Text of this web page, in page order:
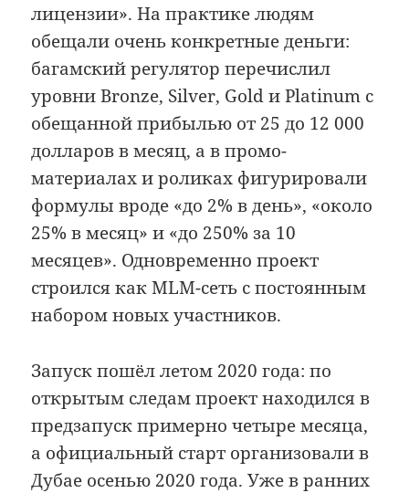
лицензии». На практике людям
обещали очень конкретные деньги:
багамский регулятор перечислил
уровни Bronze, Silver, Gold и Platinum с
обещанной прибылью от 25 до 12 000
долларов в месяц, а в промо-
материалах и роликах фигурировали
формулы вроде «до 2% в день», «около
25% в месяц» и «до 250% за 10
месяцев». Одновременно проект
строился как MLM-сеть с постоянным
набором новых участников.
Запуск пошёл летом 2020 года: по
открытым следам проект находился в
предзапуск примерно четыре месяца,
а официальный старт организовали в
Дубае осенью 2020 года. Уже в ранних